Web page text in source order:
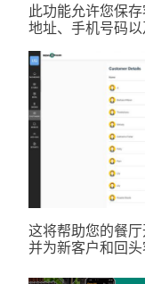
此功能允许您保
地址、手机号码
这将帮助您的餐
并为新客户和回头